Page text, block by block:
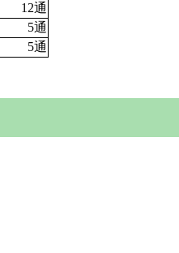
12通
5通
5通